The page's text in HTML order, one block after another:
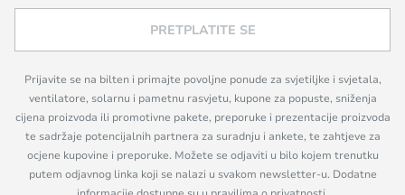
PRETPLATITE SE
Prijavite se na bilten i primajte povoljne ponude za svjetiljke i svjetala,
ventilatore, solarnu i pametnu rasvjetu, kupone za popuste, sniženja
cijena proizvoda ili promotivne pakete, preporuke i prezentacije proizvoda
te sadržaje potencijalnih partnera za suradnju i ankete, te zahtjeve za
ocjene kupovine i preporuke. Možete se odjaviti u bilo kojem trenutku
putem odjavnog linka koji se nalazi u svakom newsletter-u. Dodatne